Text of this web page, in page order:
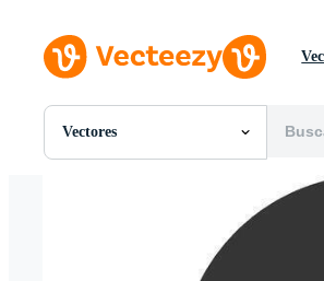
Vectores
Todas Imágenes